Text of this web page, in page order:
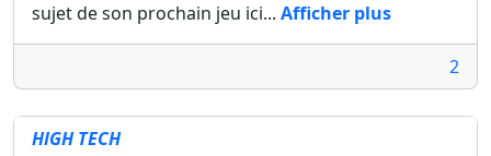
sujet de son prochain jeu ici... Afficher plus
2
HIGH TECH